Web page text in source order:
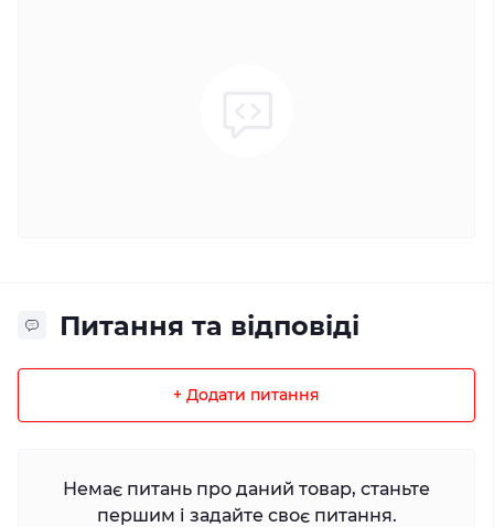
Питання та відповіді
+ Додати питання
Немає питань про даний товар, станьте
першим і задайте своє питання.